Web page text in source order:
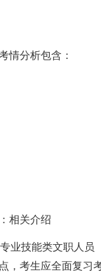
情分析包含：
相关介绍
业技能类文职人
考生应全面复习